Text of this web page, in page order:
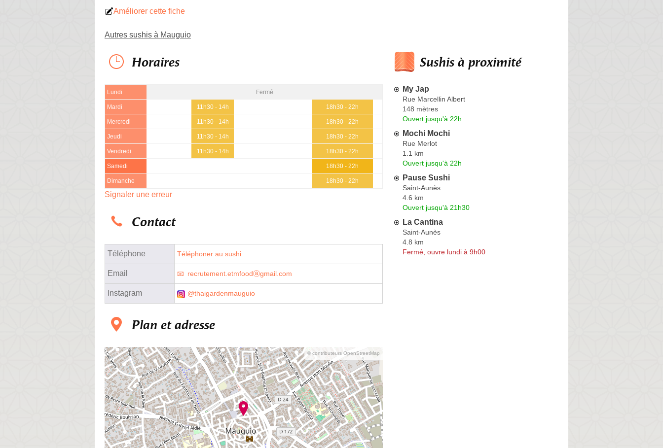
Améliorer cette fiche
Autres sushis à Mauguio
Horaires
Lundi Fermé
Mardi 11h30 - 14h 18h30 - 22h
Mercredi 11h30 - 14h 18h30 - 22h
Jeudi 11h30 - 14h 18h30 - 22h
Vendredi 11h30 - 14h 18h30 - 22h
Samedi 18h30 - 22h
Dimanche 18h30 - 22h
Signaler une erreur
Contact
Téléphone Téléphoner au sushi
Email recrutement.etmfoodⓐgmail.com
Instagram @thaigardenmauguio
Plan et adresse
© contributeurs OpenStreetMap
Sushis à proximité
My Jap
Rue Marcellin Albert
148 mètres
Ouvert jusqu'à 22h
Mochi Mochi
Rue Merlot
1.1 km
Ouvert jusqu'à 22h
Pause Sushi
Saint-Aunès
4.6 km
Ouvert jusqu'à 21h30
La Cantina
Saint-Aunès
4.8 km
Fermé, ouvre lundi à 9h00